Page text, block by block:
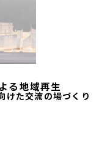
る地域再生
けた交流の場づくり